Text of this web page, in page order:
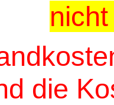
die